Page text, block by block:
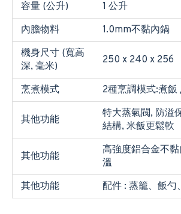
容量 (公升)
1 公升
內膽物料
1.0mm不黏內鍋
機身尺寸 (寬高
深, 毫米)
250 x 240 x 256
烹煮模式 2種烹調模式:煮
其他功能
特大蒸氣閥, 防溢
結構, 米飯更鬆軟
其他功能
高強度鋁合金不
溫
其他功能
配件 : 蒸籠、飯勺